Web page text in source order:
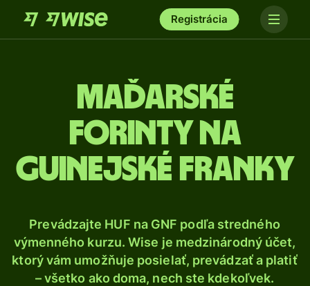
Registrácia
Maďarské
forinty na
guinejské franky
Prevádzajte HUF na GNF podľa stredného
výmenného kurzu. Wise je medzinárodný účet,
ktorý vám umožňuje posielať, prevádzať a platiť
– všetko ako doma, nech ste kdekoľvek.